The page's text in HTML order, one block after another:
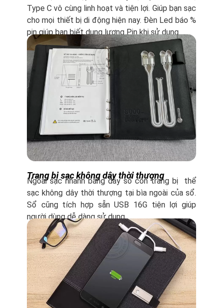
Type C vô cùng linh hoạt và tiện lợi. Giúp bạn sạc
cho mọi thiết bị di động hiện nay. Đèn Led báo %
pin giúp bạn biết dung lượng Pin khị sử dụng.
Trang bị sạc không dây thời thượng
Ngoài sạc nhanh bằng dây sổ còn trang bị thể
sạc không dây thời thượng tại bìa ngoài của sổ.
Sổ cũng tích hợp sẵn USB 16G tiện lợi giúp
người dùng dễ dàng sử dụng.